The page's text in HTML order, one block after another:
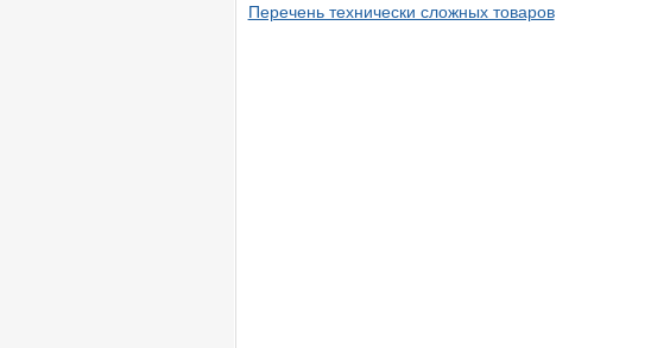
Перечень технически сложных товаров